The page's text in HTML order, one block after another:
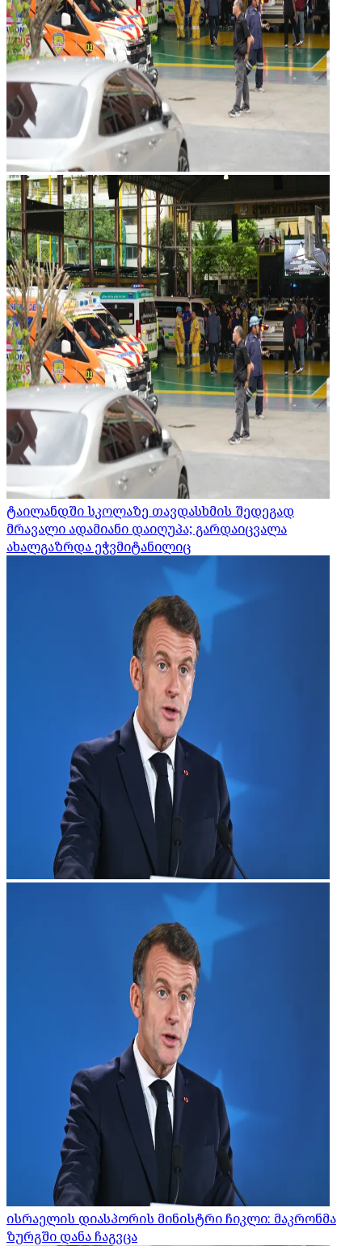
ტაილანდში სკოლაზე თავდასხმის შედეგად
მრავალი ადამიანი დაიღუპა; გარდაიცვალა
ახალგაზრდა ეჭვმიტანილიც
ისრაელის დიასპორის მინისტრი ჩიკლი: მაკრონმა
ზურგში დანა ჩაგვცა